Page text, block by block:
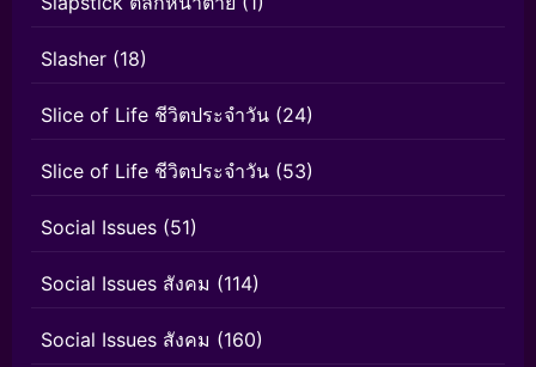
Slasher (18)
Slice of Life ชีวิตประจำวัน (24)
Slice of Life ชีวิตประจำวัน (53)
Social Issues (51)
Social Issues สังคม (114)
Social Issues สังคม (160)